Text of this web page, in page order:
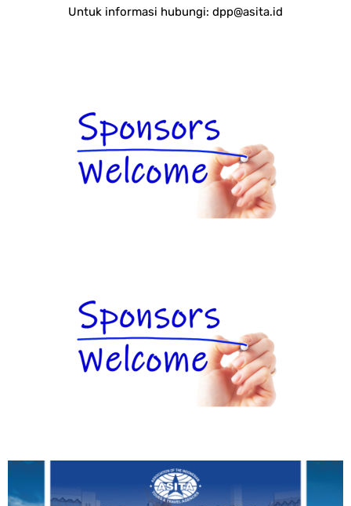
Untuk informasi hubungi: dpp@asita.id